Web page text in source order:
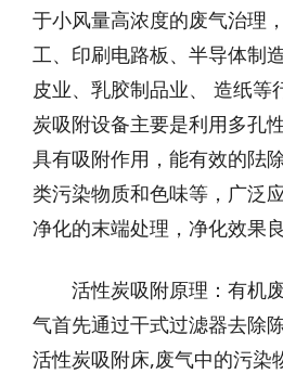
于小风量高浓度的废气治理
工、印刷电路板、半导体制
皮业、乳胶制品业、 造纸等
炭吸附设备主要是利用多孔
具有吸附作用，能有效的阹
类污染物质和色味等，广泛
净化的末端处理，净化效果良
活性炭吸附原理：有机
气首先通过干式过滤器去除
活性炭吸附床,废气中的污染